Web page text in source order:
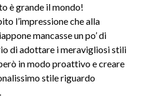
è grande il mondo!
l’impressione che alla
mancasse un po’ di
di adottare i meravigliosi stili
in modo proattivo e creare
stile riguardo